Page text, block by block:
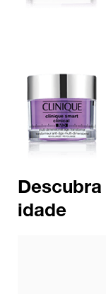
idade